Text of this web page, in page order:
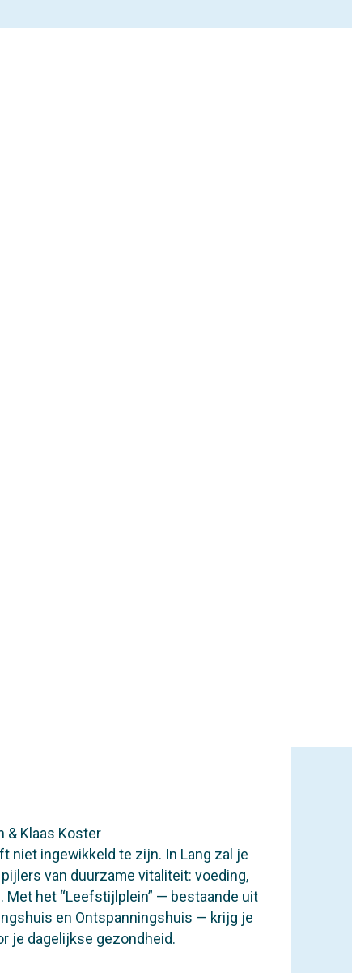
& Klaas Koster
niet ingewikkeld te zijn. In Lang zal je
van duurzame vitaliteit: voeding,
Met het “Leefstijlplein” — bestaande uit
en Ontspanningshuis — krijg je
je dagelijkse gezondheid.